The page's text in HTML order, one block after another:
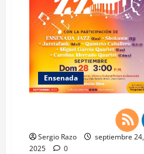
de
oficial
municipal
Ensenada
Será Festival de Jazz este
Sergio Razo
septiembre 24,
2025
0